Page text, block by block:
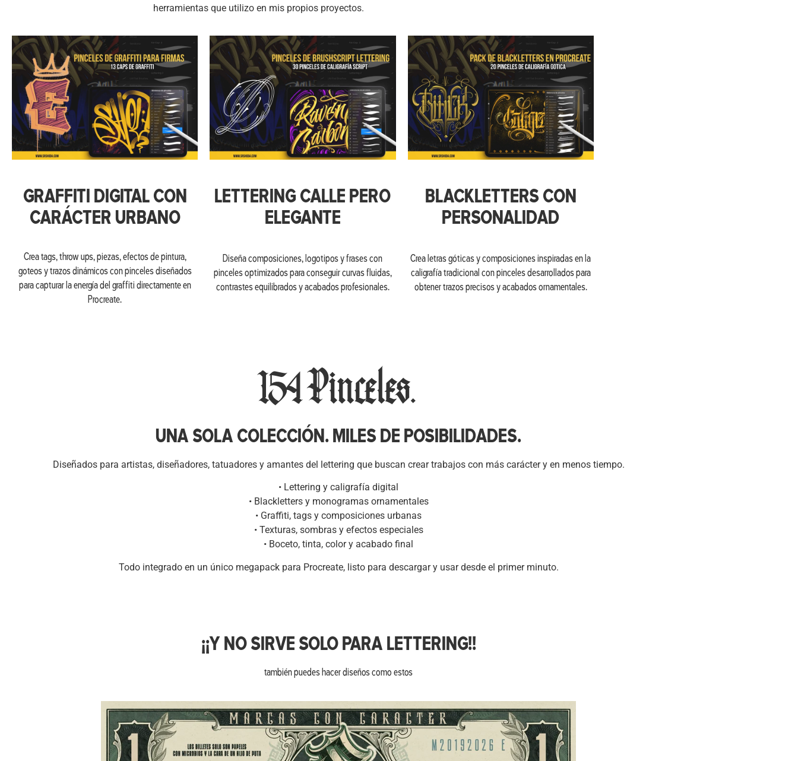
herramientas que utilizo en mis propios proyectos.
GRAFFITI DIGITAL CON
CARÁCTER URBANO
Crea tags, throw ups, piezas, efectos de pintura,
goteos y trazos dinámicos con pinceles diseñados
para capturar la energía del graffiti directamente en
Procreate.
LETTERING CALLE PERO
ELEGANTE
Diseña composiciones, logotipos y frases con
pinceles optimizados para conseguir curvas fluidas,
contrastes equilibrados y acabados profesionales.
BLACKLETTERS CON
PERSONALIDAD
Crea letras góticas y composiciones inspiradas en la
caligrafía tradicional con pinceles desarrollados para
obtener trazos precisos y acabados ornamentales.
154 Pinceles.
UNA SOLA COLECCIÓN. MILES DE POSIBILIDADES.
Diseñados para artistas, diseñadores, tatuadores y amantes del lettering que buscan crear trabajos con más carácter y en menos tiempo.
• Lettering y caligrafía digital
• Blackletters y monogramas ornamentales
• Graffiti, tags y composiciones urbanas
• Texturas, sombras y efectos especiales
• Boceto, tinta, color y acabado final
Todo integrado en un único megapack para Procreate, listo para descargar y usar desde el primer minuto.
¡¡Y NO SIRVE SOLO PARA LETTERING!!
también puedes hacer diseños como estos